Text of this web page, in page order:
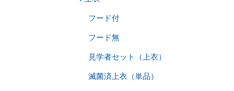
フード付
フード無
見学者セット（上衣）
滅菌済上衣（単品）